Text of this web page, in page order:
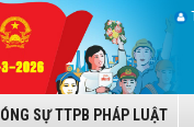
SỰ TTPB PHÁP LUẬT